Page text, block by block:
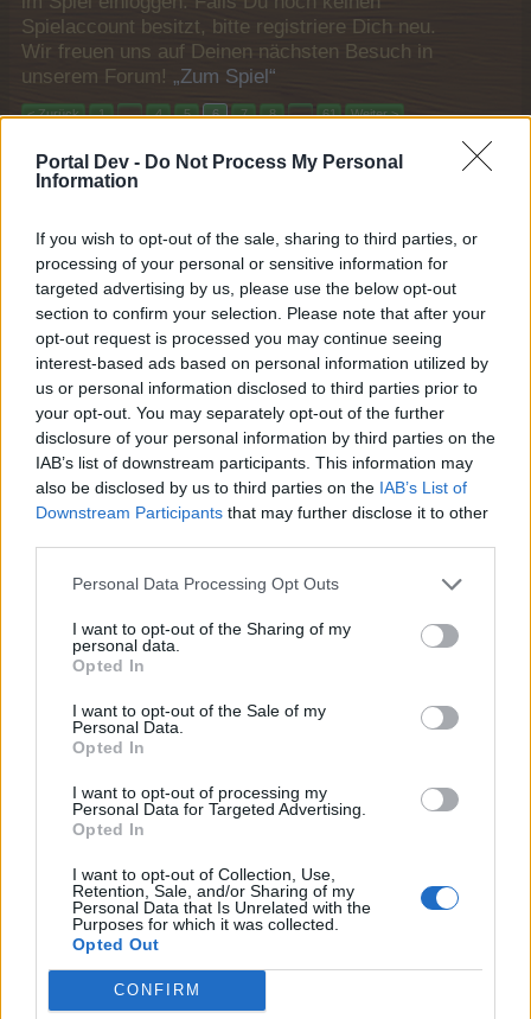
Portal Dev - Do Not Process My Personal
Information
If you wish to opt-out of the sale, sharing to third parties, or
processing of your personal or sensitive information for
targeted advertising by us, please use the below opt-out
section to confirm your selection. Please note that after your
opt-out request is processed you may continue seeing
interest-based ads based on personal information utilized by
us or personal information disclosed to third parties prior to
your opt-out. You may separately opt-out of the further
disclosure of your personal information by third parties on the
IAB’s list of downstream participants. This information may
also be disclosed by us to third parties on the IAB’s List of
Downstream Participants that may further disclose it to other
Personal Data Processing Opt Outs
I want to opt-out of the Sharing of my
personal data.
Opted In
I want to opt-out of the Sale of my
Personal Data.
Opted In
I want to opt-out of processing my
Personal Data for Targeted Advertising.
Opted In
I want to opt-out of Collection, Use,
Retention, Sale, and/or Sharing of my
Personal Data that Is Unrelated with the
Purposes for which it was collected.
Opted Out
CONFIRM
Spielaccount besitzt, bitte registriere Dich neu.
Wir freuen uns auf Deinen nächsten Besuch in
unserem Forum! „Zum Spiel“
< Zurück 1 ← 4 5 6 7 8 → 61 Weiter >
Titel Letzter Beitrag
Antworten:
7 21 September 2023
FAQ Inselfarmarbeit für Anfänger
**ScarlettO`Hara**
Antworten:
26 Juli 2023
FAQ Sommerspiele I bis III
*Mushu*
Antworten:
7 30 Juni 2023
**ScarlettO`Hara**
Antworten:
7 28 Juni 2023
FAQ Valentinstag-Retro-Giver-Items
*Mushu*
Antworten:
7 9 Februar 2023
Antworten:
**ScarlettO`Hara**
Antworten:
7 24 März 2022
FAQ
Antworten:
7 4 Januar 2022
Event
FAQ {Event} Renzos Jahrmarkt - August 2021
SvenBömwöllen
FAQ {Event} Pizza-Party
Pfefferminz_Patty
Antworten:
7 10 Juni 2021
FAQ {Event} Farbohrhasen
Antworten:
7
FAQ Große Verfolgungsjagd VI